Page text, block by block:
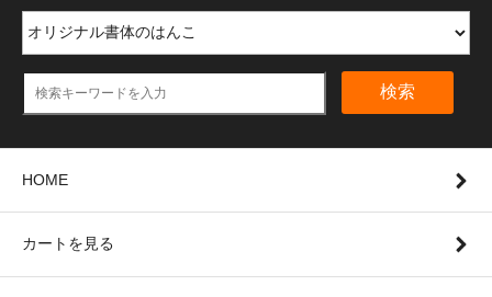
検索
HOME
カートを見る